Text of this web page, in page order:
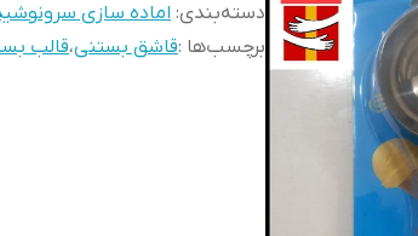
دسته‌بندی: اماده سازی
برچسب‌ها :قاشق بستنی،قالب